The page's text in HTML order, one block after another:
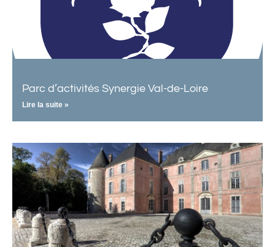
Parc d’activités Synergie Val-de-Loire
Lire la suite »